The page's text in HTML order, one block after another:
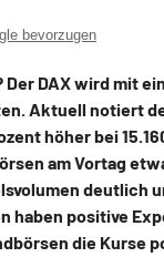
bevorzugen
Der DAX wird mit
Aktuell notiert
höher bei
am Vortag
deutlich
haben positive
die Kurse